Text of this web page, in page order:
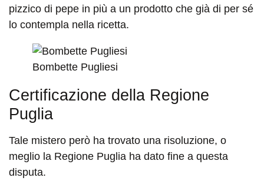
pizzico di pepe in più a un prodotto che già di per sé
lo contempla nella ricetta.
Bombette Pugliesi
Certificazione della Regione
Puglia
Tale mistero però ha trovato una risoluzione, o
meglio la Regione Puglia ha dato fine a questa
disputa.